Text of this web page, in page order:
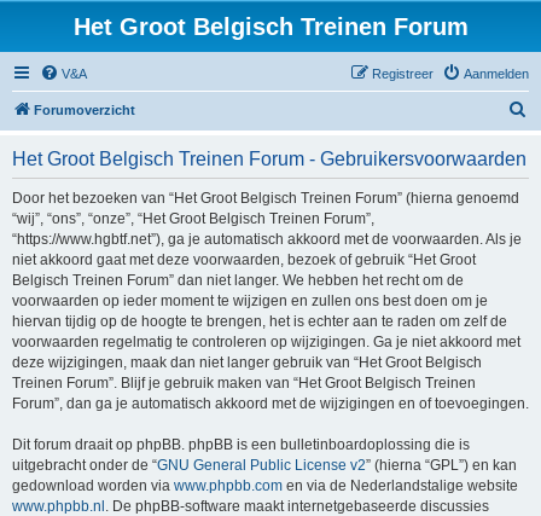
Het Groot Belgisch Treinen Forum
V&A Aanmelden
Registreer
Forumoverzicht
Het Groot Belgisch Treinen Forum - Gebruikersvoorwaarden
Door het bezoeken van “Het Groot Belgisch Treinen Forum” (hierna genoemd
“wij”, “ons”, “onze”, “Het Groot Belgisch Treinen Forum”,
“https://www.hgbtf.net”), ga je automatisch akkoord met de voorwaarden. Als je
niet akkoord gaat met deze voorwaarden, bezoek of gebruik “Het Groot
Belgisch Treinen Forum” dan niet langer. We hebben het recht om de
voorwaarden op ieder moment te wijzigen en zullen ons best doen om je
hiervan tijdig op de hoogte te brengen, het is echter aan te raden om zelf de
voorwaarden regelmatig te controleren op wijzigingen. Ga je niet akkoord met
deze wijzigingen, maak dan niet langer gebruik van “Het Groot Belgisch
Treinen Forum”. Blijf je gebruik maken van “Het Groot Belgisch Treinen
Forum”, dan ga je automatisch akkoord met de wijzigingen en of toevoegingen.
Dit forum draait op phpBB. phpBB is een bulletinboardoplossing die is
uitgebracht onder de “GNU General Public License v2” (hierna “GPL”) en kan
gedownload worden via www.phpbb.com en via de Nederlandstalige website
www.phpbb.nl . De phpBB-software maakt internetgebaseerde discussies